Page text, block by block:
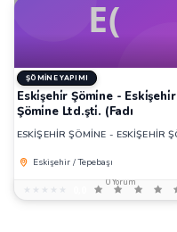
ŞÖMINE YAPIMI
Eski̇şehi̇r Şömi̇ne - Eski̇şehi̇r
Şömi̇ne Ltd.şti̇. (Fadı
Eskişehir / Tepebaşı
★★★★★
★★★★★
0 Yorum